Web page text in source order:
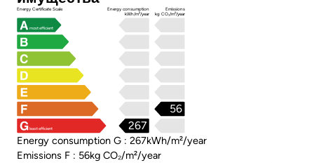
Energy Certificate Scale
Energy consumption
kWh/m²/year
Emissions
kg CO₂/m²/year
most efficient
least efficient
56
267
Energy consumption G : 267kWh/m²/year
Emissions F : 56kg CO₂/m²/year